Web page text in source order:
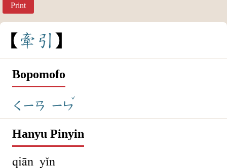
Print
牽 引
Bopomofo
ㄑㄧㄢ ㄧㄣ
ˇ
Hanyu Pinyin
qiān yǐn